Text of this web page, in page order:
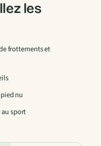
les
frottements et
nu
sport